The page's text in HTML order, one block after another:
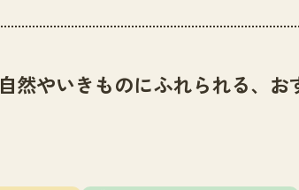
自然やいきものにふれられる、